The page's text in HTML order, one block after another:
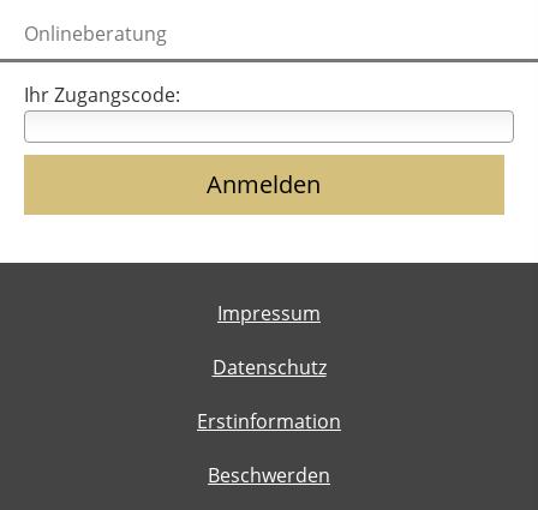
Onlineberatung
Ihr Zugangscode:
Impressum
Datenschutz
Erstinformation
Beschwerden